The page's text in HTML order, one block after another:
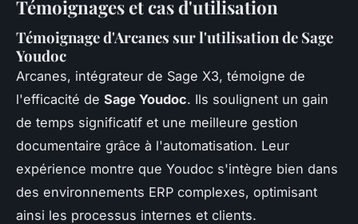
Témoignages et cas d'utilisation
Témoignage d'Arcanes sur l'utilisation de Sage
Youdoc
Arcanes, intégrateur de Sage X3, témoigne de
l'efficacité de Sage Youdoc. Ils soulignent un gain
de temps significatif et une meilleure gestion
documentaire grâce à l'automatisation. Leur
expérience montre que Youdoc s'intègre bien dans
des environnements ERP complexes, optimisant
ainsi les processus internes et clients.